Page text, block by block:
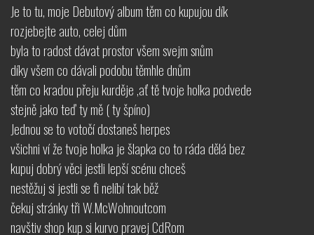
Je to tu, moje Debutový album těm co kupujou dík
rozjebejte auto, celej dům
byla to radost dávat prostor všem svejm snům
díky všem co dávali podobu těmhle dnům
těm co kradou přeju kurděje ,ať tě tvoje holka podvede
stejně jako teď ty mě ( ty špíno)
Jednou se to votočí dostaneš herpes
všichni ví že tvoje holka je šlapka co to ráda dělá bez
kupuj dobrý věci jestli lepší scénu chceš
nestěžuj si jestli se ťi nelíbí tak běž
čekuj stránky tři W.McWohnoutcom
navštiv shop kup si kurvo pravej CdRom